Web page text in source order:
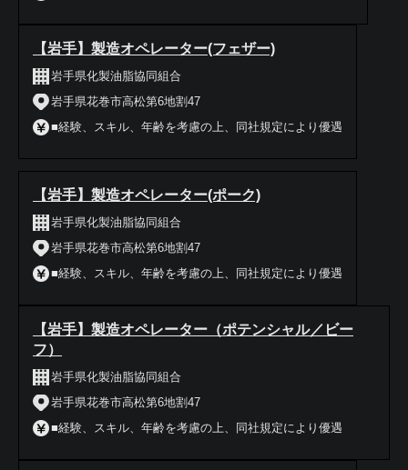
【岩手】製造オペレーター(フェザー)
岩手県化製油脂協同組合
岩手県花巻市高松第6地割47
■経験、スキル、年齢を考慮の上、同社規定により優遇
【岩手】製造オペレーター(ポーク)
岩手県化製油脂協同組合
岩手県花巻市高松第6地割47
■経験、スキル、年齢を考慮の上、同社規定により優遇
【岩手】製造オペレーター（ポテンシャル／ビー
フ）
岩手県化製油脂協同組合
岩手県花巻市高松第6地割47
■経験、スキル、年齢を考慮の上、同社規定により優遇